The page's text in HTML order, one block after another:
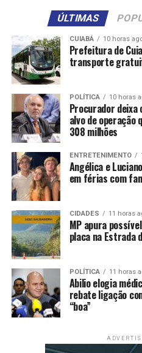
confeccionadas 264.125
no padrão Mercosul pelas
credenciadas ao Detran.
Na área de habilitação,
emitiu 405.547 Carteiras
Foram realizadas 130.927
provas práticas de
423.943 coletas de imagem
para processos de
renovações de CNH,
emitidas, 52.673 CNHs
segunda via da CNH.
“Os números mostram a
totalidade de atendimento
milhares de cidadãos todos
para realizar os mais
veículos ou de habilitação.
atual gestão é
atendimento,
nossas unidades e
desburocratizar cada vez
ÚLTIMAS
CUIABÁ 10 horas
Prefeitura de
transporte
POLÍTICA 10 horas
Procurador deixa
alvo de operação
308 milhões
ENTRETENIMENTO
Angélica e
em férias com
CIDADES 11 horas
MP apura
placa na Estrada
POLÍTICA 11 horas
Abilio elogia
rebate ligação
“boa”